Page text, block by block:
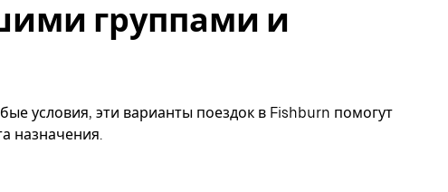
группами и
условия, эти варианты поездок в Fishburn помогут
назначения.